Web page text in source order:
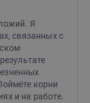
Я
связанных с
корни
и на работе.